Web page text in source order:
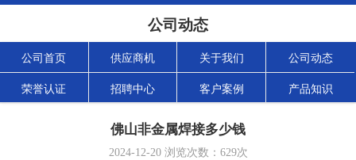
公司动态
公司首页 供应商机 关于我们 公司动态
荣誉认证 招聘中心 客户案例 产品知识
佛山非金属焊接多少钱
2024-12-20浏览次数： 629次